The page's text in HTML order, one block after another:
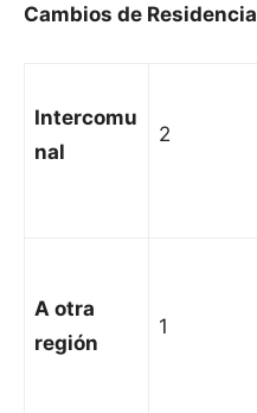
Cambios de Residencia
Intercomu
nal
2
A otra
región
1